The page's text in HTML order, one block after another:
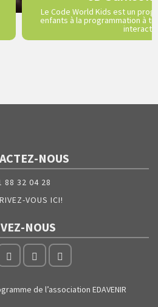
Le Code World Kids est un
enfants à la programmation à
NOUS
88 32 04 28
VOUS ICI!
NOUS
de l’association EDAVENIR